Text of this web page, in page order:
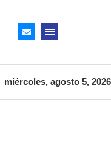
miércoles, agosto 5, 2026